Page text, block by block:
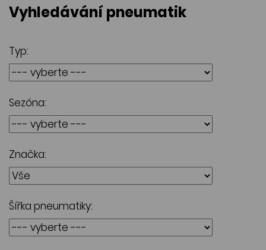
Vyhledávání pneumatik
Typ:
Sezóna:
Značka:
Šířka pneumatiky: